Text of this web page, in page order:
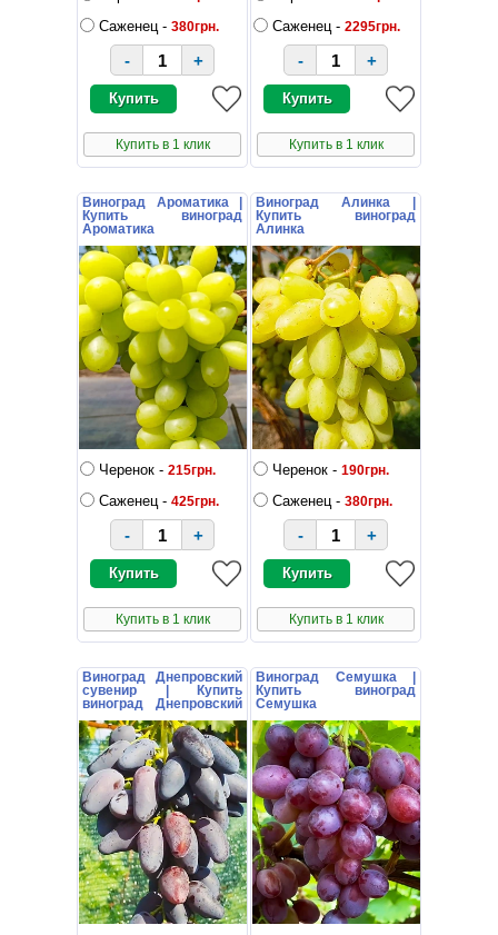
Саженец - 380грн.
- +
Купить в 1 клик
Саженец - 2295грн.
- +
Купить в 1 клик
Виноград Ароматика |
Купить виноград
Ароматика
Черенок - 215грн.
Саженец - 425грн.
- +
Купить в 1 клик
Виноград Алинка |
Купить виноград
Алинка
Черенок - 190грн.
Саженец - 380грн.
- +
Купить в 1 клик
Виноград Днепровский
сувенир | Купить
виноград Днепровский
сувенир
Виноград Семушка |
Купить виноград
Семушка